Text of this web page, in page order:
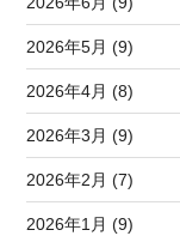
2026年5月 (9)
2026年4月 (8)
2026年3月 (9)
2026年2月 (7)
2026年1月 (9)